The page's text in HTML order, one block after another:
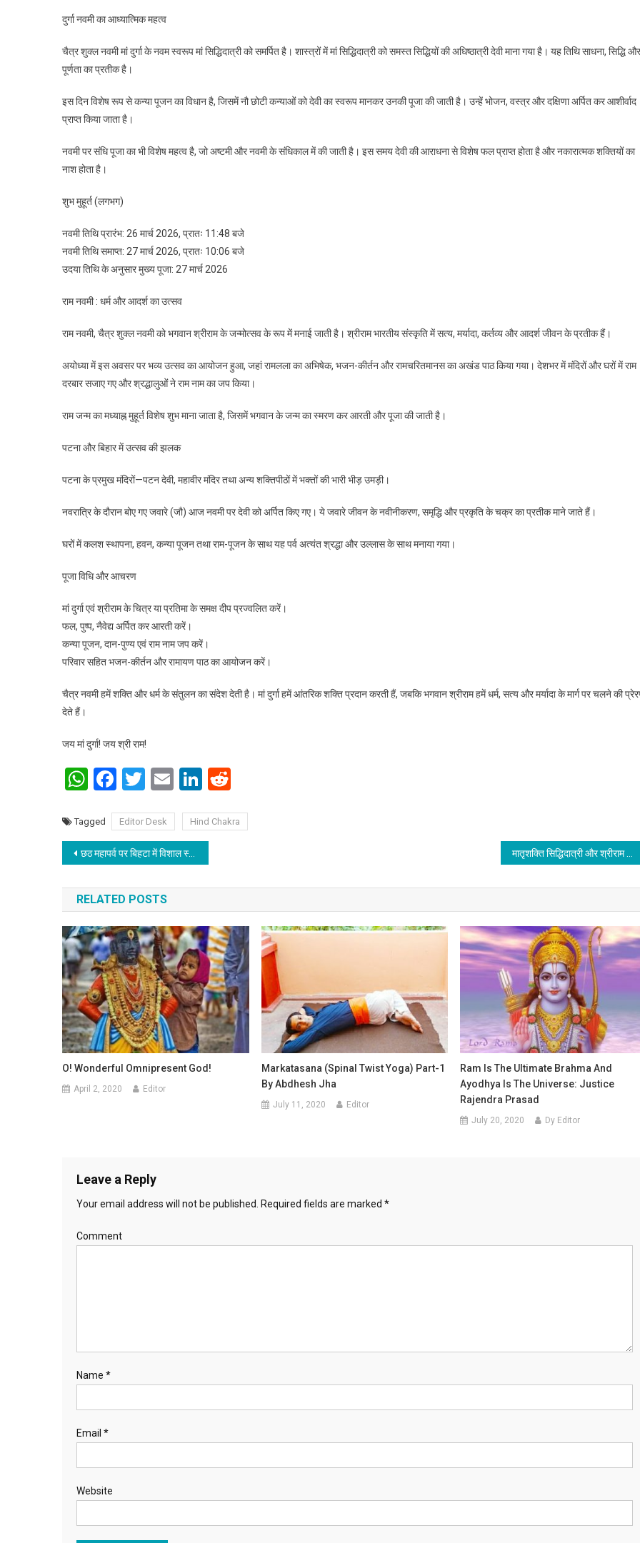
दुर्गा नवमी का आध्यात्मिक महत्व
चैत्र शुक्ल नवमी मां दुर्गा के नवम स्वरूप मां सिद्धिदात्री को समर्पित है। शास्त्रों में मां सिद्धिदात्री को समस्त सिद्धियों की अधिष्ठात्री देवी माना गया है। यह तिथि साधना, सिद्धि और
पूर्णता का प्रतीक है।
इस दिन विशेष रूप से कन्या पूजन का विधान है, जिसमें नौ छोटी कन्याओं को देवी का स्वरूप मानकर उनकी पूजा की जाती है। उन्हें भोजन, वस्त्र और दक्षिणा अर्पित कर आशीर्वाद
प्राप्त किया जाता है।
नवमी पर संधि पूजा का भी विशेष महत्व है, जो अष्टमी और नवमी के संधिकाल में की जाती है। इस समय देवी की आराधना से विशेष फल प्राप्त होता है और नकारात्मक शक्तियों का
नाश होता है।
शुभ मुहूर्त (लगभग)
नवमी तिथि प्रारंभ: 26 मार्च 2026, प्रातः 11:48 बजे
नवमी तिथि समाप्त: 27 मार्च 2026, प्रातः 10:06 बजे
उदया तिथि के अनुसार मुख्य पूजा: 27 मार्च 2026
राम नवमी : धर्म और आदर्श का उत्सव
राम नवमी, चैत्र शुक्ल नवमी को भगवान श्रीराम के जन्मोत्सव के रूप में मनाई जाती है। श्रीराम भारतीय संस्कृति में सत्य, मर्यादा, कर्तव्य और आदर्श जीवन के प्रतीक हैं।
अयोध्या में इस अवसर पर भव्य उत्सव का आयोजन हुआ, जहां रामलला का अभिषेक, भजन-कीर्तन और रामचरितमानस का अखंड पाठ किया गया। देशभर में मंदिरों और घरों में राम
दरबार सजाए गए और श्रद्धालुओं ने राम नाम का जप किया।
राम जन्म का मध्याह्न मुहूर्त विशेष शुभ माना जाता है, जिसमें भगवान के जन्म का स्मरण कर आरती और पूजा की जाती है।
पटना और बिहार में उत्सव की झलक
पटना के प्रमुख मंदिरों—पटन देवी, महावीर मंदिर तथा अन्य शक्तिपीठों में भक्तों की भारी भीड़ उमड़ी।
नवरात्रि के दौरान बोए गए जवारे (जौ) आज नवमी पर देवी को अर्पित किए गए। ये जवारे जीवन के नवीनीकरण, समृद्धि और प्रकृति के चक्र का प्रतीक माने जाते हैं।
घरों में कलश स्थापना, हवन, कन्या पूजन तथा राम-पूजन के साथ यह पर्व अत्यंत श्रद्धा और उल्लास के साथ मनाया गया।
पूजा विधि और आचरण
मां दुर्गा एवं श्रीराम के चित्र या प्रतिमा के समक्ष दीप प्रज्वलित करें।
फल, पुष्प, नैवेद्य अर्पित कर आरती करें।
कन्या पूजन, दान-पुण्य एवं राम नाम जप करें।
परिवार सहित भजन-कीर्तन और रामायण पाठ का आयोजन करें।
चैत्र नवमी हमें शक्ति और धर्म के संतुलन का संदेश देती है। मां दुर्गा हमें आंतरिक शक्ति प्रदान करती हैं, जबकि भगवान श्रीराम हमें धर्म, सत्य और मर्यादा के मार्ग पर चलने की
देते हैं।
जय मां दुर्गा! जय श्री राम!
WhatsApp
Facebook
Twitter
EmailLinkedIn
Tagged Editor Desk Hind Chakra
Post navigation
छठ महापर्व पर बिहटा में विशाल स्वास्थ्य शिविर, सैकड़ों लोगों ने उठाया लाभ
RELATED POSTS
O! Wonderful Omnipresent God!
April 2, 2020 Editor
Markatasana (spinal Twist Yoga) Part-1
By Abdhesh Jha
July 11, 2020 Editor
Ram Is The Ultimate Brahma And
Ayodhya Is The Universe: Justice
Rajendra Prasad
July 20, 2020 Dy Editor
Leave a Reply
Your email address will not be published. Required fields are marked *
Comment
Name *
Email *
Website